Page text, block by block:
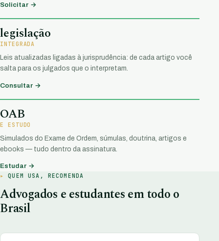
Solicitar →
legislação
INTEGRADA
Leis atualizadas ligadas à jurisprudência: de cada artigo você
salta para os julgados que o interpretam.
Consultar →
OAB
E ESTUDO
Simulados do Exame de Ordem, súmulas, doutrina, artigos e
ebooks — tudo dentro da assinatura.
Estudar →
QUEM USA, RECOMENDA
Advogados e estudantes em todo o
Brasil